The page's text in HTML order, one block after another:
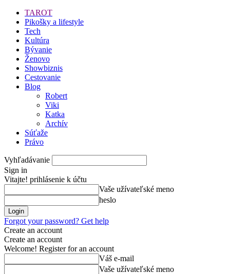
TAROT
Pikošky a lifestyle
Tech
Kultúra
Bývanie
Ženovo
Showbiznis
Cestovanie
Blog
Robert
Viki
Katka
Archív
Súťaže
Právo
Vyhľadávanie
Sign in
Vitajte! prihlásenie k účtu
Vaše užívateľské meno
heslo
Forgot your password? Get help
Create an account
Create an account
Welcome! Register for an account
Váš e-mail
Vaše užívateľské meno